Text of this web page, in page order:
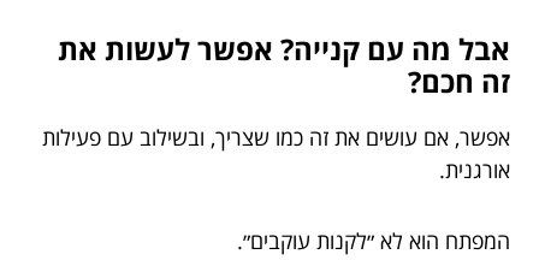
אבל מה עם קנייה? אפשר לעשות את
זה חכם?
אפשר, אם עושים את זה כמו שצריך, ובשילוב עם פעילות
אורגנית.
המפתח הוא לא ״לקנות עוקבים״.